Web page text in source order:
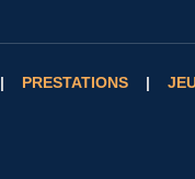
PRESTATIONS